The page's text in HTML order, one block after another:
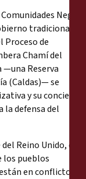
Negras
tradicional
Proceso de
Chamí del
Reserva
(Caldas)— se
y su conciencia
la defensa del
Reino Unido, el
los pueblos
en conflicto. Al